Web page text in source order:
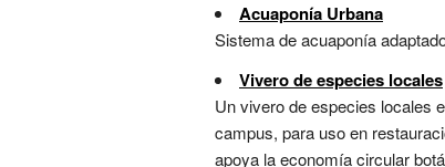
Acuaponía Urbana
Sistema de acuaponía
Vivero de especies locales
Un vivero de especies locales
campus, para uso en
apoya la economía circular